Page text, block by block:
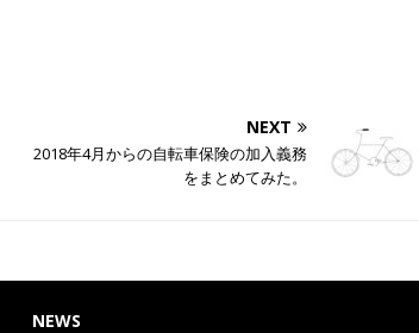
NEXT
2018年4月からの自転車保険の加入義務
をまとめてみた。
NEWS